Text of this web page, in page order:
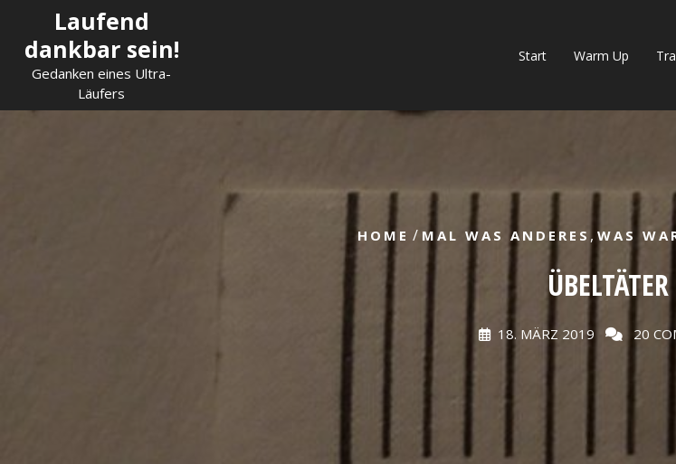
content
Laufend
dankbar sein!
Gedanken eines Ultra-
Läufers
Start Warm Up
HOME / MAL WAS ANDERES , WAS
ÜBELTÄTER
18. MÄRZ 2019 20